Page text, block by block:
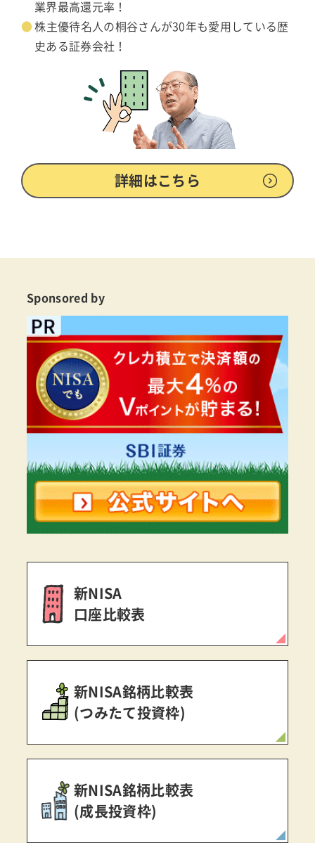
業界最高還元率！
株主優待名人の桐谷さんが30年も愛用している歴
史ある証券会社！
詳細はこちら
Sponsored by
新NISA
口座比較表
新NISA銘柄比較表
(つみたて投資枠)
新NISA銘柄比較表
(成長投資枠)